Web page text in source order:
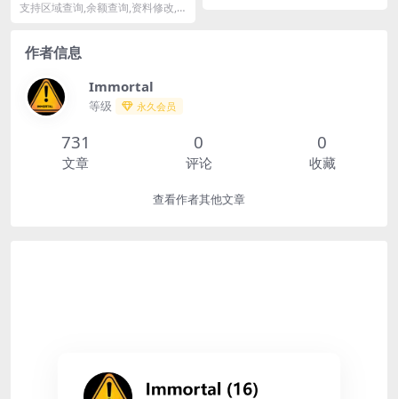
支持区域查询,余额查询,资料修改,
作者信息
Immortal
等级 永久会员
731
文章
0
评论
0
收藏
查看作者其他文章